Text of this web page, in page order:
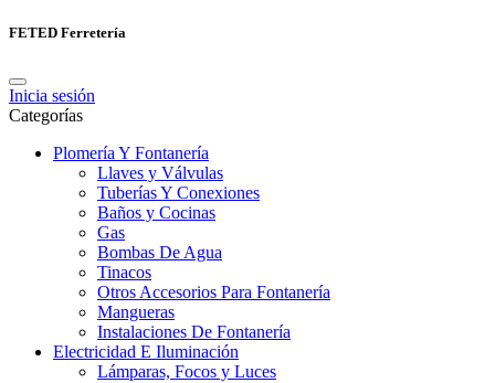
FETED Ferretería
Inicia sesión
Categorías
Plomería Y Fontanería
Llaves y Válvulas
Tuberías Y Conexiones
Baños y Cocinas
Gas
Bombas De Agua
Tinacos
Otros Accesorios Para Fontanería
Mangueras
Instalaciones De Fontanería
Electricidad E Iluminación
Lámparas, Focos y Luces